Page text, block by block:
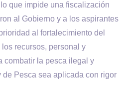
que impide una fiscalización
al Gobierno y a los aspirantes
al fortalecimiento del
recursos, personal y
combatir la pesca ilegal y
Pesca sea aplicada con rigor